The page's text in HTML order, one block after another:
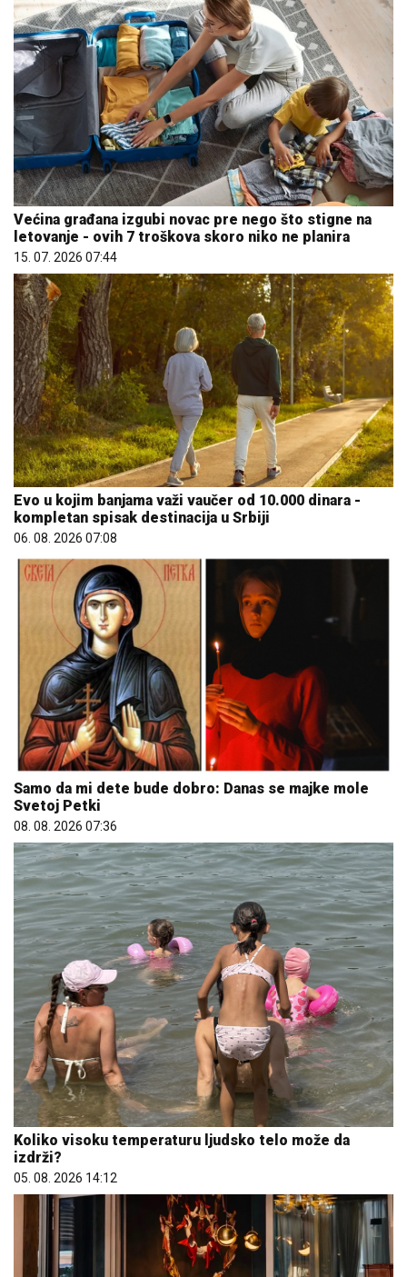
Većina građana izgubi novac pre nego što stigne na
letovanje - ovih 7 troškova skoro niko ne planira
15. 07. 2026 07:44
Evo u kojim banjama važi vaučer od 10.000 dinara -
kompletan spisak destinacija u Srbiji
06. 08. 2026 07:08
Samo da mi dete bude dobro: Danas se majke mole
Svetoj Petki
08. 08. 2026 07:36
Koliko visoku temperaturu ljudsko telo može da
izdrži?
05. 08. 2026 14:12